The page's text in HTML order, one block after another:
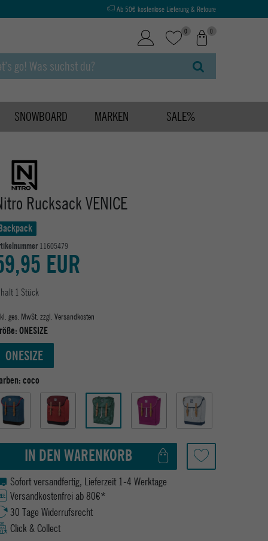
Ab 50€ kostenlose Lieferung & Retoure
0 0
SNOWBOARD MARKEN SALE%
Rucksack VENICE
11605479
EUR
1 Stück
ges. MwSt. zzgl. Versandkosten
ONESIZE
ONESIZE
coco
IN DEN WARENKORB
Sofort versandfertig, Lieferzeit 1-4 Werktage
Versandkostenfrei ab 80€*
30 Tage Widerrufsrecht
Click & Collect